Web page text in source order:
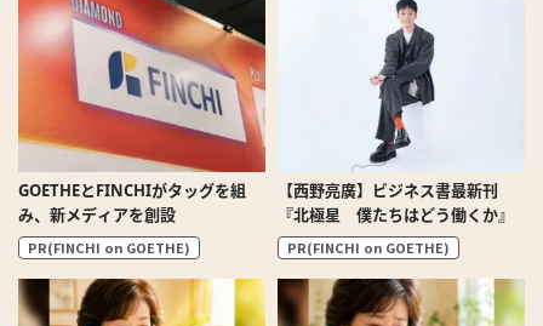
GOETHEとFINCHIがタッグを組
み、新メディアを創設
PR(FINCHI on GOETHE)
【西野亮廣】ビジネス書最新刊
『北極星 僕たちはどう働くか』
PR(FINCHI on GOETHE)